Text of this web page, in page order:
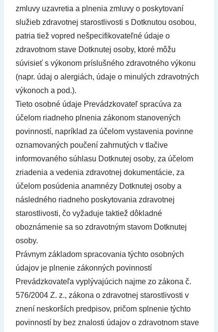
zmluvy uzavretia a plnenia zmluvy o poskytovaní
služieb zdravotnej starostlivosti s Dotknutou osobou,
patria tiež vopred nešpecifikovateľné údaje o
zdravotnom stave Dotknutej osoby, ktoré môžu
súvisieť s výkonom príslušného zdravotného výkonu
(napr. údaj o alergiách, údaje o minulých zdravotných
výkonoch a pod.).
Tieto osobné údaje Prevádzkovateľ spracúva za
účelom riadneho plnenia zákonom stanovených
povinností, napríklad za účelom vystavenia povinne
oznamovaných poučení zahrnutých v tlačive
informovaného súhlasu Dotknutej osoby, za účelom
zriadenia a vedenia zdravotnej dokumentácie, za
účelom posúdenia anamnézy Dotknutej osoby a
následného riadneho poskytovania zdravotnej
starostlivosti, čo vyžaduje taktiež dôkladné
oboznámenie sa so zdravotným stavom Dotknutej
osoby.
Právnym základom spracovania týchto osobných
údajov je plnenie zákonných povinností
Prevádzkovateľa vyplývajúcich najme zo zákona č.
576/2004 Z. z., zákona o zdravotnej starostlivosti v
znení neskorších predpisov, pričom splnenie týchto
povinností by bez znalosti údajov o zdravotnom stave